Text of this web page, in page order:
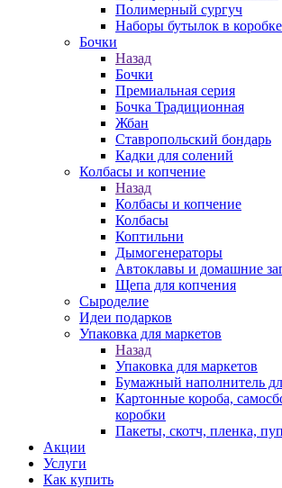
Полимерный сургуч
Наборы бутылок в коробке
Бочки
Назад
Бочки
Премиальная серия
Бочка Традиционная
Жбан
Ставропольский бондарь
Кадки для солений
Колбасы и копчение
Назад
Колбасы и копчение
Колбасы
Коптильни
Дымогенераторы
Автоклавы и домашние
Щепа для копчения
Сыроделие
Идеи подарков
Упаковка для маркетов
Назад
Упаковка для маркетов
Бумажный наполнитель
Картонные короба,
коробки
Пакеты, скотч, пленка,
Акции
Услуги
Как купить